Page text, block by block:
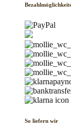
So liefern wir